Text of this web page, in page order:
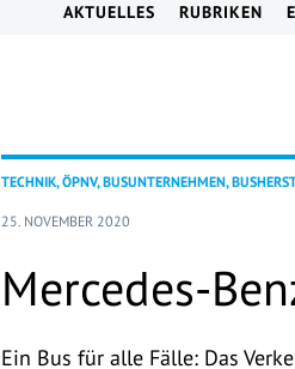
AKTUELLES RUBRIKEN
TECHNIK, ÖPNV, BUSUNTERNEHMEN,
25. NOVEMBER 2020
Mercedes-
Ein Bus für alle Fälle: Das